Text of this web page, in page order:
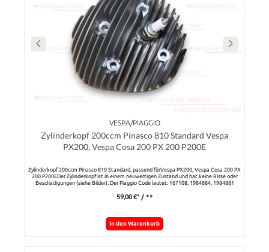
VESPA/PIAGGIO
Zylinderkopf 200ccm Pinasco 810 Standard Vespa
PX200, Vespa Cosa 200 PX 200 P200E
Zylinderkopf 200ccm Pinasco 810 Standard, passend fürVespa PX200, Vespa Cosa 200 PX
200 P200EDer Zylinderkopf ist in einem neuwertigen Zustand und hat keine Risse oder
Beschädigungen (siehe Bilder). Der Piaggio Code lautet: 167108, 1984884, 1984881
59,00 €* / **
In den Warenkorb